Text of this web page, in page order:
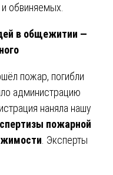
обвиняемых.
в общежитии —
пожар, погибли
администрацию
наняла нашу
пожарной
. Эксперты